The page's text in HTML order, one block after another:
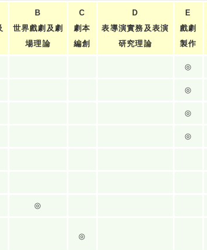
B
世界戲劇及劇
場理論
C
劇本
編創
D
表導演實務及表演
研究理論
E
戲劇
製作
◎
◎
◎
◎
◎
◎